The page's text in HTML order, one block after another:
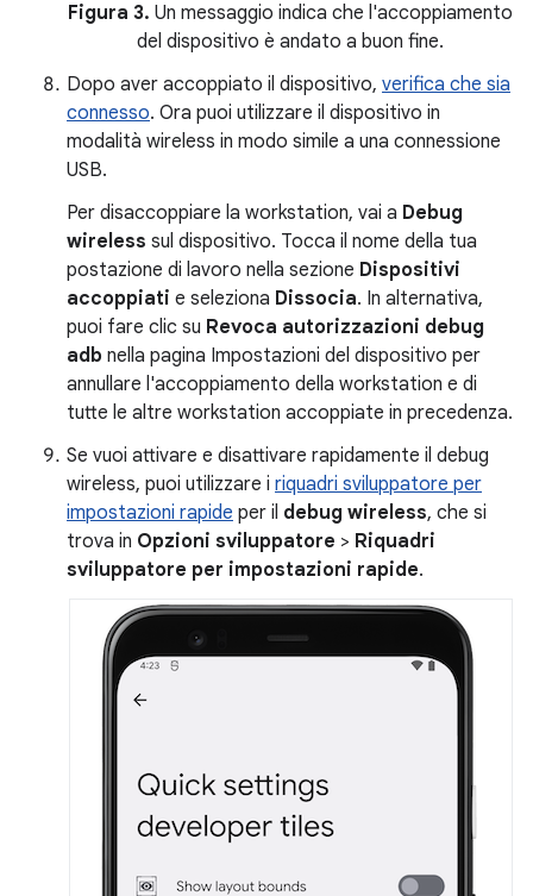
Figura 3. Un messaggio indica che l'accoppiamento
del dispositivo è andato a buon fine.
Dopo aver accoppiato il dispositivo, verifica che sia
connesso. Ora puoi utilizzare il dispositivo in
modalità wireless in modo simile a una connessione
USB.
Per disaccoppiare la workstation, vai a Debug
wireless sul dispositivo. Tocca il nome della tua
postazione di lavoro nella sezione Dispositivi
accoppiati e seleziona Dissocia. In alternativa,
puoi fare clic su Revoca autorizzazioni debug
adb nella pagina Impostazioni del dispositivo per
annullare l'accoppiamento della workstation e di
tutte le altre workstation accoppiate in precedenza.
Se vuoi attivare e disattivare rapidamente il debug
wireless, puoi utilizzare i riquadri sviluppatore per
impostazioni rapide per il debug wireless, che si
trova in Opzioni sviluppatore > Riquadri
sviluppatore per impostazioni rapide.